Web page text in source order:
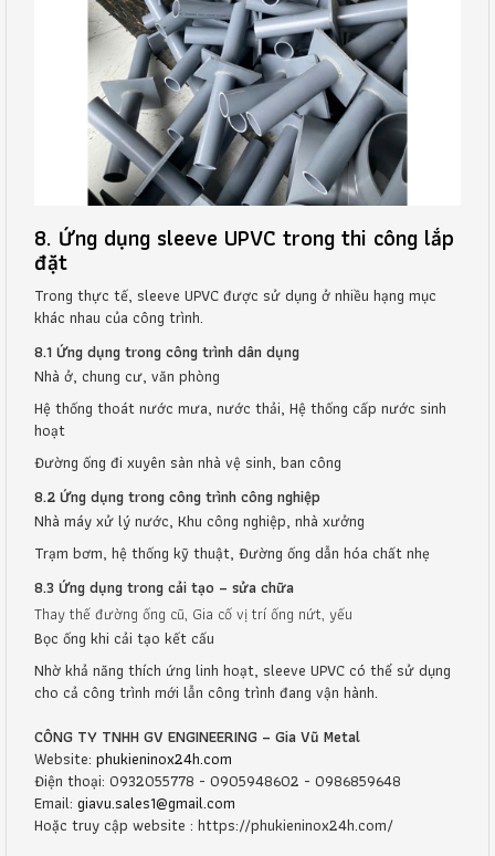
8. Ứng dụng sleeve UPVC trong thi công lắp
đặt
Trong thực tế, sleeve UPVC được sử dụng ở nhiều hạng mục
khác nhau của công trình.
8.1 Ứng dụng trong công trình dân dụng
Nhà ở, chung cư, văn phòng
Hệ thống thoát nước mưa, nước thải, Hệ thống cấp nước sinh
hoạt
Đường ống đi xuyên sàn nhà vệ sinh, ban công
8.2 Ứng dụng trong công trình công nghiệp
Nhà máy xử lý nước, Khu công nghiệp, nhà xưởng
Trạm bơm, hệ thống kỹ thuật, Đường ống dẫn hóa chất nhẹ
8.3 Ứng dụng trong cải tạo – sửa chữa
Thay thế đường ống cũ, Gia cố vị trí ống nứt, yếu
Bọc ống khi cải tạo kết cấu
Nhờ khả năng thích ứng linh hoạt, sleeve UPVC có thể sử dụng
cho cả công trình mới lẫn công trình đang vận hành.
CÔNG TY TNHH GV ENGINEERING – Gia Vũ Metal
Website: phukieninox24h.com
Điện thoại: 0932055778 - 0905948602 - 0986859648
Email: giavu.sales1@gmail.com
Hoặc truy cập website : https://phukieninox24h.com/